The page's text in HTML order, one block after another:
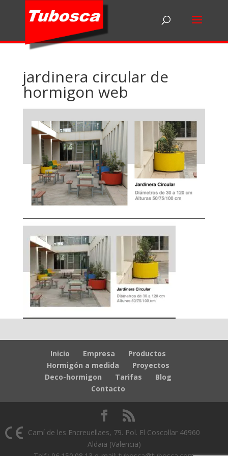
jardinera circular de
hormigon web
Inicio Empresa
Productos
Hormigón a medida
Proyectos
Deco-hormigon
Tarifas
Blog
Contacto
Camí de les Encreuellaes, 79. Pol. El Coscollar 46960
Aldaia (Valencia)